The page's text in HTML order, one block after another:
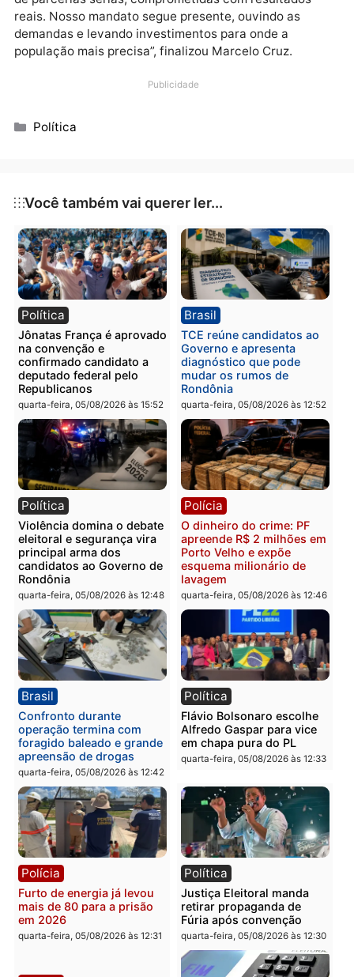
articulação local e no acompanhamento das ações.
Além deste repasse, Marcelo Cruz já destinou mais
agricultura familiar, infraestrutura,
demandas e levando investimentos para onde a
Publicidade
Categorias
Política
Você também vai querer ler...
Política
Jônatas França é aprovado
na convenção e
confirmado candidato a
deputado federal pelo
Republicanos
quarta-feira, 05/08/2026 às 15:52
Brasil
TCE reúne candidatos ao
Governo e apresenta
diagnóstico que pode
mudar os rumos de
Rondônia
quarta-feira, 05/08/2026 às
Política
Violência domina o debate
eleitoral e segurança vira
principal arma dos
candidatos ao Governo de
Rondônia
quarta-feira, 05/08/2026 às 12:48
Polícia
O dinheiro do crime: PF
apreende R$ 2 milhões
esquema milionário de
lavagem
quarta-feira, 05/08/2026 às
Brasil Política
Flávio Bolsonaro escolhe